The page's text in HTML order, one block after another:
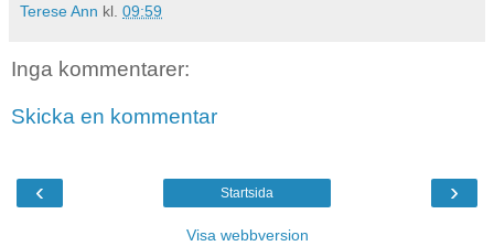
Terese Ann kl. 09:59
Inga kommentarer:
Skicka en kommentar
‹ ›
Startsida
Visa webbversion